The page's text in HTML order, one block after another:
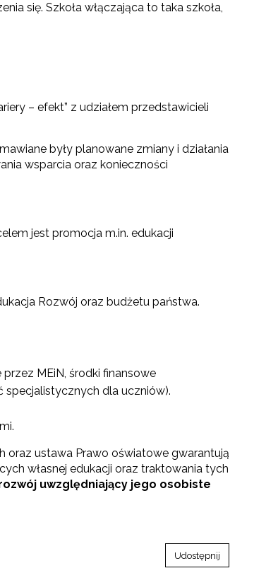
się. Szkoła włączająca to taka szkoła,
– efekt” z udziałem przedstawicieli
były planowane zmiany i działania
wsparcia oraz konieczności
jest promocja m.in. edukacji
Rozwój oraz budżetu państwa.
MEiN, środki finansowe
specjalistycznych dla uczniów).
oraz ustawa Prawo oświatowe gwarantują
własnej edukacji oraz traktowania tych
uwzględniający jego osobiste
Udostępnij